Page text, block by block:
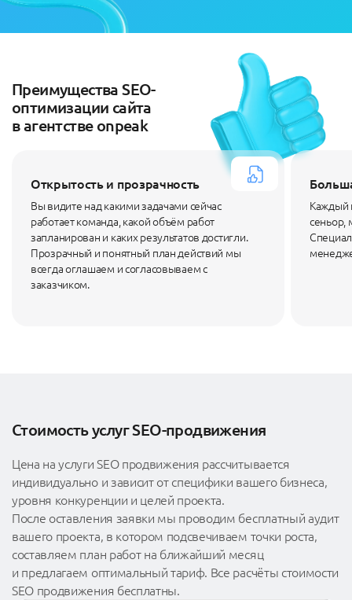
Преимущества SEO-
оптимизации сайта
в агентстве onpeak
Открытость и прозрачность
Вы видите над какими задачами сейчас
работает команда, какой объём работ
запланирован и каких результатов достигли.
Прозрачный и понятный план действий мы
всегда оглашаем и согласовываем с
заказчиком.
Каждый
сеньор,
Стоимость услуг SEO-продвижения
Цена на услуги SEO продвижения рассчитывается
индивидуально и зависит от специфики вашего бизнеса,
уровня конкуренции и целей проекта.
После оставления заявки мы проводим бесплатный аудит
вашего проекта, в котором подсвечиваем точки роста,
составляем план работ на ближайший месяц
и предлагаем оптимальный тариф. Все расчёты стоимости
SEO продвижения бесплатны.